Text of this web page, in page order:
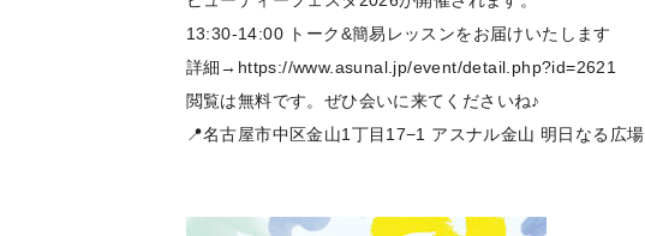
13:30-14:00 トーク&簡易レッスンをお届けいたします
詳細→ https://www.asunal.jp/event/detail.php?id=2621
閲覧は無料です。ぜひ会いに来てくださいね♪
📍名古屋市中区金山1丁目17−1 アスナル金山 明日なる広場